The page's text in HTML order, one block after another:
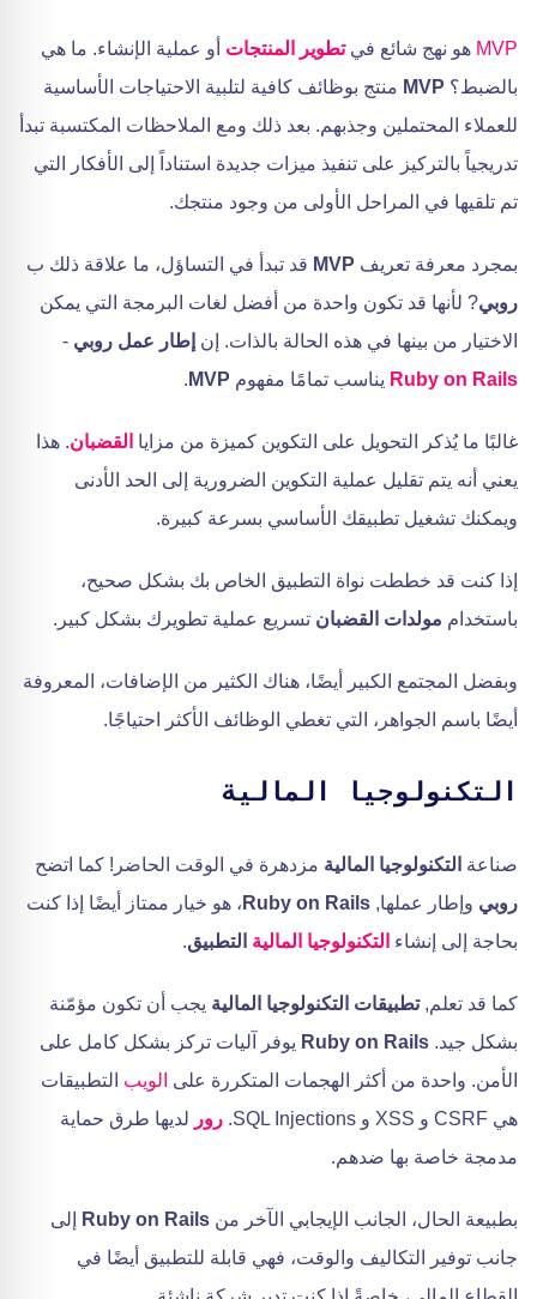
MVP هو نهج شائع فيتطوير المنتجات أو عملية الإنشاء. ما هي
بالضبط؟ MVP منتج بوظائف كافية لتلبية الاحتياجات الأساسية
للعملاء المحتملين وجذبهم. بعد ذلك ومع الملاحظات المكتسبة تبدأ
تدريجياً بالتركيز على تنفيذ ميزات جديدة استناداً إلى الأفكار التي
تم تلقيها في المراحل الأولى من وجود منتجك.
بمجرد معرفة تعريف MVP قد تبدأ في التساؤل، ما علاقة ذلك ب
روبي? لأنها قد تكون واحدة من أفضل لغات البرمجة التي يمكن
الاختيار من بينها في هذه الحالة بالذات. إن إطار عمل روبي -
Ruby on Rails يناسب تمامًا مفهوم MVP
.
غالبًا ما يُذكر التحويل على التكوين كميزة من مزايا القضبان. هذا
يعني أنه يتم تقليل عملية التكوين الضرورية إلى الحد الأدنى
ويمكنك تشغيل تطبيقك الأساسي بسرعة كبيرة.
إذا كنت قد خططت نواة التطبيق الخاص بك بشكل صحيح،
باستخدام مولدات القضبان تسريع عملية تطويرك بشكل كبير.
وبفضل المجتمع الكبير أيضًا، هناك الكثير من الإضافات، المعروفة
أيضًا باسم الجواهر، التي تغطي الوظائف الأكثر احتياجًا.
التكنولوجيا المالية
صناعة التكنولوجيا المالية مزدهرة في الوقت الحاضر! كما اتضح
روبي وإطار عملها, Ruby on Rails ، هو خيار ممتاز أيضًا إذا كنت
بحاجة إلى إنشاء التكنولوجيا المالية التطبيق.
كما قد تعلم,تطبيقات التكنولوجيا المالية يجب أن تكون مؤمّنة
بشكل جيد. Ruby on Rails يوفر آليات تركز بشكل كامل على
الأمن. واحدة من أكثر الهجمات المتكررة على الويب التطبيقات
هي CSRF و XSS و SQL Injections.
رور لديها طرق حماية
مدمجة خاصة بها ضدهم.
بطبيعة الحال، الجانب الإيجابي الآخر من Ruby on Rails
إلى
جانب توفير التكاليف والوقت، فهي قابلة للتطبيق أيضًا في